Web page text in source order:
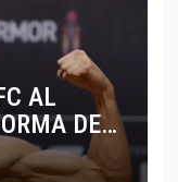
AL
DE
OF